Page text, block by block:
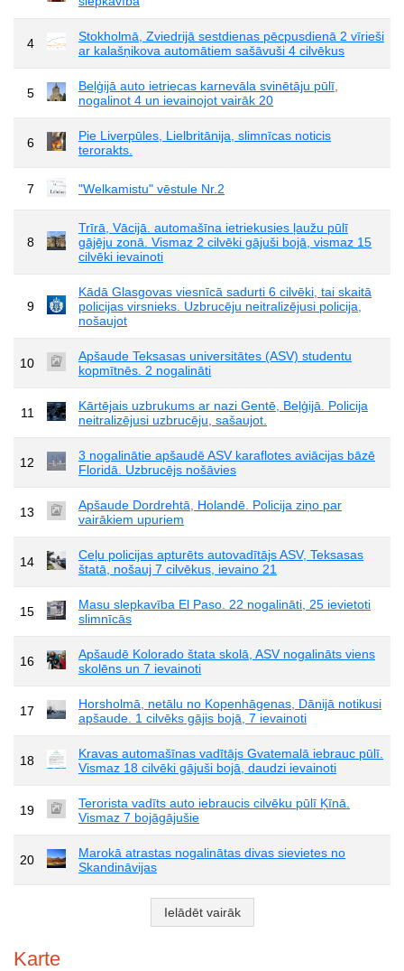
4
Stokholmā, Zviedrijā sestdienas pēcpusdienā 2 vīrieši
ar kalašņikova automātiem sašāvuši 4 cilvēkus
5
Beļģijā auto ietriecas karnevāla svinētāju pūlī,
nogalinot 4 un ievainojot vairāk 20
6
Pie Liverpūles, Lielbritānija, slimnīcas noticis
terorakts.
7 "Welkamistu" vēstule Nr.2
8
Trīrā, Vācijā. automašīna ietriekusies ļaužu pūlī
gājēju zonā. Vismaz 2 cilvēki gājuši bojā, vismaz 15
cilvēki ievainoti
9
Kādā Glasgovas viesnīcā sadurti 6 cilvēki, tai skaitā
policijas virsnieks. Uzbrucēju neitralizējusi policija,
nošaujot
10
Apšaude Teksasas universitātes (ASV) studentu
kopmītnēs. 2 nogalināti
11
Kārtējais uzbrukums ar nazi Gentē, Beļģijā. Policija
neitralizējusi uzbrucēju, sašaujot.
12
3 nogalinātie apšaudē ASV karaflotes aviācijas bāzē
Floridā. Uzbrucējs nošāvies
13
Apšaude Dordrehtā, Holandē. Policija ziņo par
vairākiem upuriem
14
Ceļu policijas apturēts autovadītājs ASV, Teksasas
štatā, nošauj 7 cilvēkus, ievaino 21
15
Masu slepkavība El Paso. 22 nogalināti, 25 ievietoti
slimnīcās
16
Apšaudē Kolorado štata skolā, ASV nogalināts viens
skolēns un 7 ievainoti
17
Horsholmā, netālu no Kopenhāgenas, Dānijā notikusi
apšaude. 1 cilvēks gājis bojā, 7 ievainoti
18
Kravas automašīnas vadītājs Gvatemalā iebrauc pūlī.
Vismaz 18 cilvēki gājuši bojā, daudzi ievainoti
19
Terorista vadīts auto iebraucis cilvēku pūlī Ķīnā.
Vismaz 7 bojāgājušie
20
Marokā atrastas nogalinātas divas sievietes no
Skandināvijas
Ielādēt vairāk
Karte